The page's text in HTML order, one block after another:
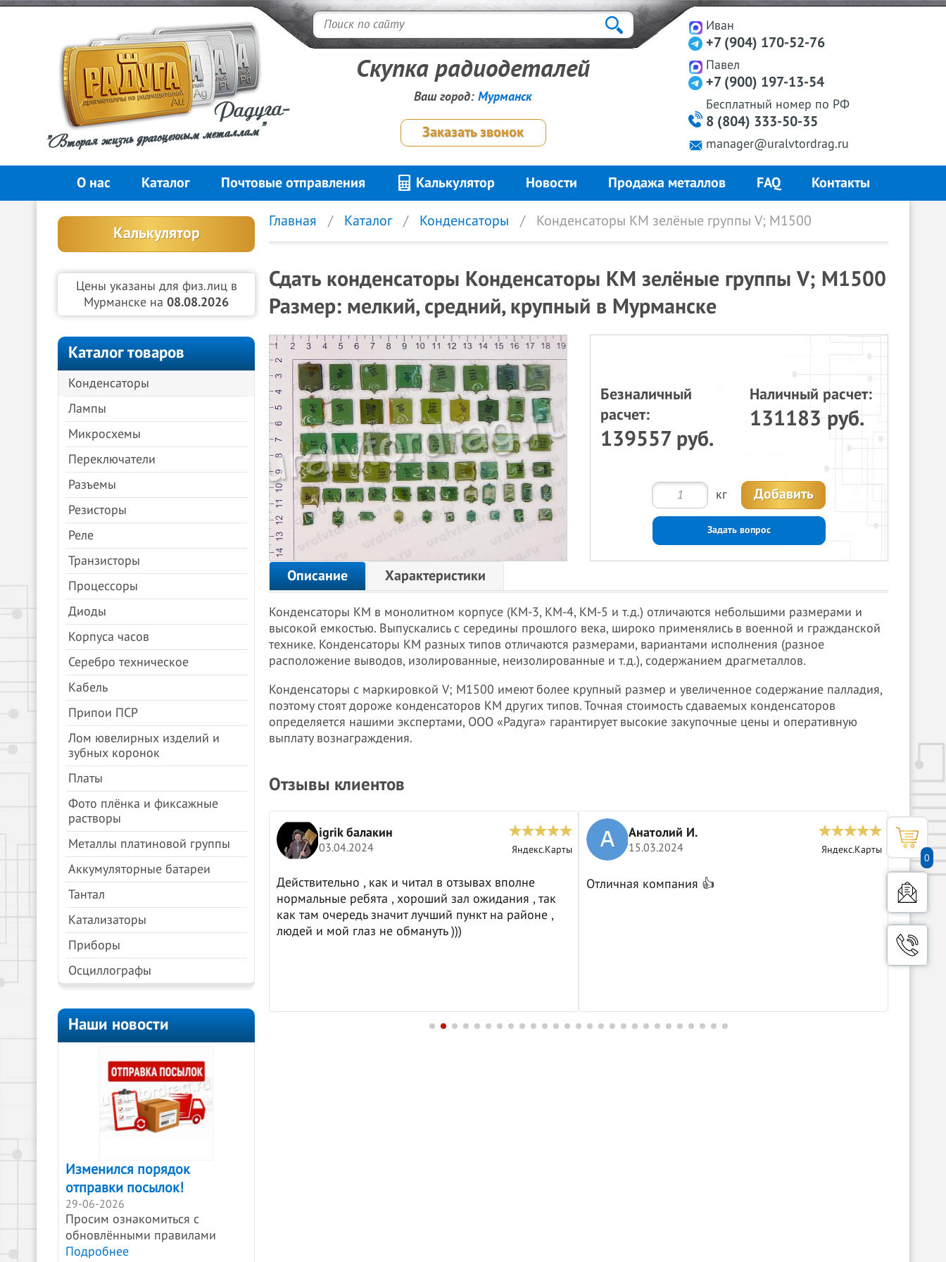
Радуга-
"Вторая жизнь драгоценным металлам"
Иван
+7 (904) 170-52-76
Павел
+7 (900) 197-13-54
Бесплатный номер по РФ
8 (804) 333-50-35
manager@uralvtordrag.ru
Скупка радиодеталей
Ваш город: Мурманск
Заказать звонок
0
О нас Каталог Почтовые отправления Калькулятор Новости Продажа металлов FAQ Контакты
Калькулятор
Цены указаны для физ.лиц в
Мурманске на 08.08.2026
Каталог товаров
Конденсаторы
Лампы
Микросхемы
Переключатели
Разъемы
Резисторы
Реле
Транзисторы
Процессоры
Диоды
Корпуса часов
Серебро техническое
Кабель
Припои ПСР
Лом ювелирных изделий и
зубных коронок
Платы
Фото плёнка и фиксажные
растворы
Металлы платиновой группы
Аккумуляторные батареи
Тантал
Катализаторы
Приборы
Осциллографы
Наши новости
Изменился порядок
отправки посылок!
29-06-2026
Просим ознакомиться с
обновлёнными правилами
Подробнее
Главная Каталог Конденсаторы Конденсаторы КМ зелёные группы V; M1500
Сдать конденсаторы Конденсаторы КМ зелёные группы V; M1500
Размер: мелкий, средний, крупный в Мурманске
Безналичный
расчет:
139557 руб.
Наличный расчет:
131183 руб.
кг Добавить
Задать вопрос
Описание Характеристики
Конденсаторы КМ в монолитном корпусе (КМ-3, КМ-4, КМ-5 и т.д.) отличаются небольшими размерами и
высокой емкостью. Выпускались с середины прошлого века, широко применялись в военной и гражданской
технике. Конденсаторы КМ разных типов отличаются размерами, вариантами исполнения (разное
расположение выводов, изолированные, неизолированные и т.д.), содержанием драгметаллов.
Конденсаторы с маркировкой V; М1500 имеют более крупный размер и увеличенное содержание палладия,
поэтому стоят дороже конденсаторов КМ других типов. Точная стоимость сдаваемых конденсаторов
определяется нашими экспертами, ООО «Радуга» гарантирует высокие закупочные цены и оперативную
выплату вознаграждения.
Отзывы клиентов
Анна Молочкова
Яндекс.Карты
все быстро.
igrik балакин
03.04.2024 Яндекс.Карты
Действительно , как и читал в отзывах вполне
нормальные ребята , хороший зал ожидания , так
как там очередь значит лучший пункт на районе ,
людей и мой глаз не обмануть )))
Анатолий И.
15.03.2024 Яндекс.Карты
Отличная компания 👍 Крутые